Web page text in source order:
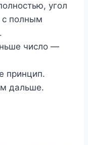
угол
с полным
число —
принцип.
дальше.